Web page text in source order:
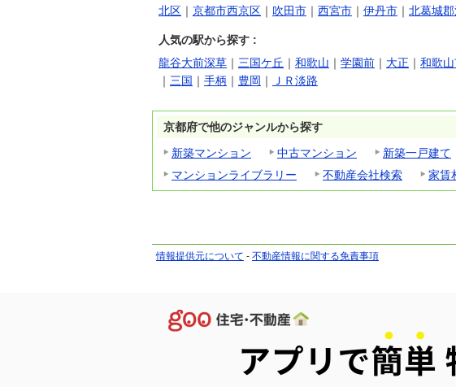
北区 ｜ 京都市西京区 ｜ 吹田市 ｜ 西宮市 ｜ 伊丹市 ｜ 北葛城
人気の駅から探す :
龍谷大前深草 ｜ 三国ケ丘 ｜ 和歌山 ｜ 学園前 ｜ 大正 ｜ 和歌
｜ 三国 ｜ 手柄 ｜ 豊岡 ｜ ＪＲ淡路
京都府で他のジャンルから探す
新築マンション
中古マンション 新築一戸建て
マンションライブラリー
不動産会社検索 家賃
情報提供元について - 不動産情報に関する免責事項